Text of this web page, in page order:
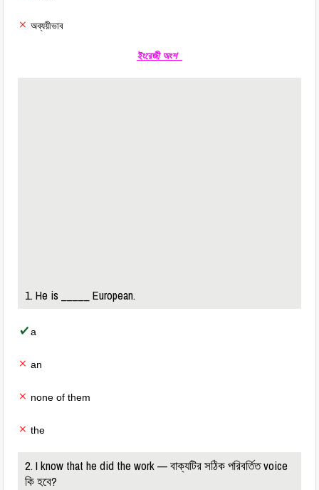
অব্যয়ীভাব
ইংরেজী অংশ
1. He is _____ European.
a
an
none of them
the
2. I know that he did the work — বাক্যটির সঠিক পরিবর্তিত voice
কি হবে?